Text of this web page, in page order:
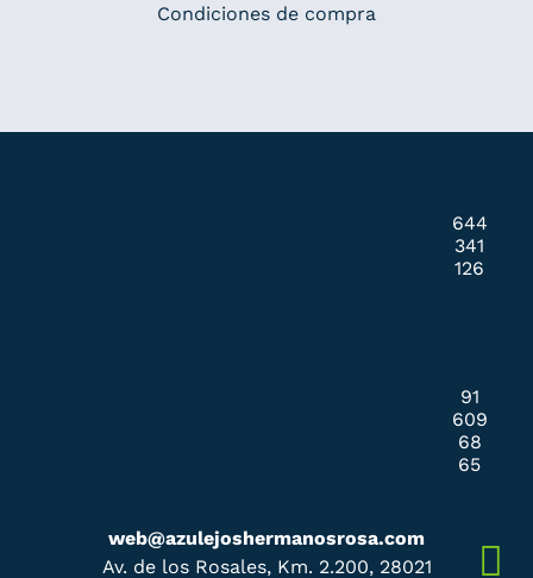
Condiciones de compra
644
341
126
91
609
68
65
web@azulejoshermanosrosa.com
Av. de los Rosales, Km. 2.200, 28021